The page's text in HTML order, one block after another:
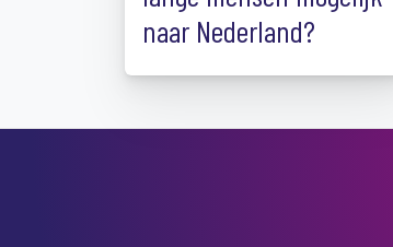
naar Nederland?